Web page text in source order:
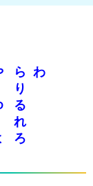
ら わ
り
る
れ
ろ